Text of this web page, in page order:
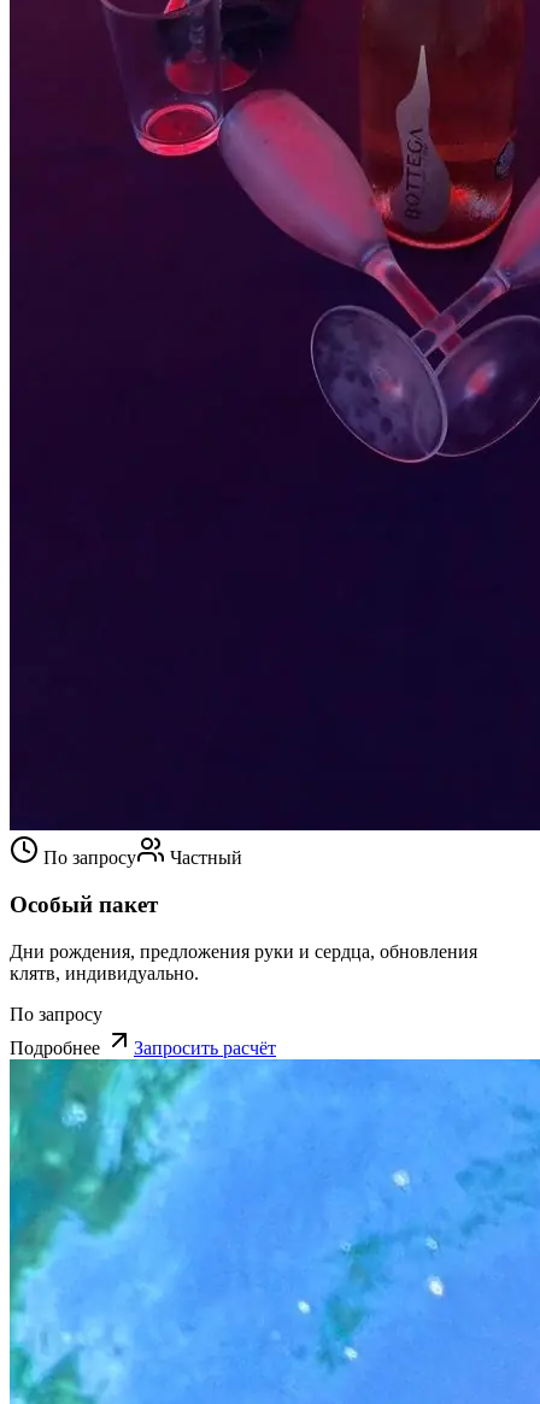
По запросу Частный
Особый пакет
Дни рождения, предложения руки и сердца, обновления
клятв, индивидуально.
По запросу
Подробнее
Запросить расчёт